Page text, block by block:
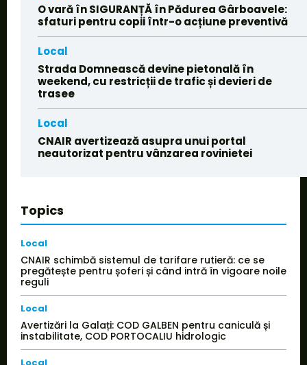
O vară în SIGURANȚĂ în Pădurea Gârboavele:
sfaturi pentru copii într-o acțiune preventivă
Local
Strada Domnească devine pietonală în
weekend, cu restricții de trafic și devieri de
trasee
Local
CNAIR avertizează asupra unui portal
neautorizat pentru vânzarea rovinietei
Topics
Local
CNAIR schimbă sistemul de tarifare rutieră: ce se
pregătește pentru șoferi și când intră în vigoare noile
reguli
Local
Avertizări la Galați: COD GALBEN pentru caniculă și
instabilitate, COD PORTOCALIU hidrologic